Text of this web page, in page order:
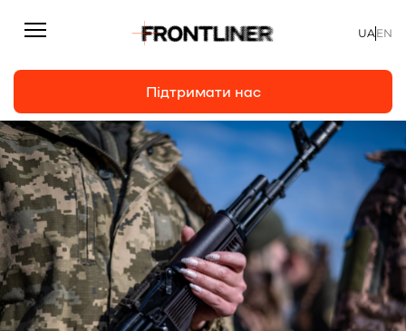
Репортажі
Статті
Інтерв’ю
Особисто
На часі
Підтримати нас
UAEN
Підтримати нас